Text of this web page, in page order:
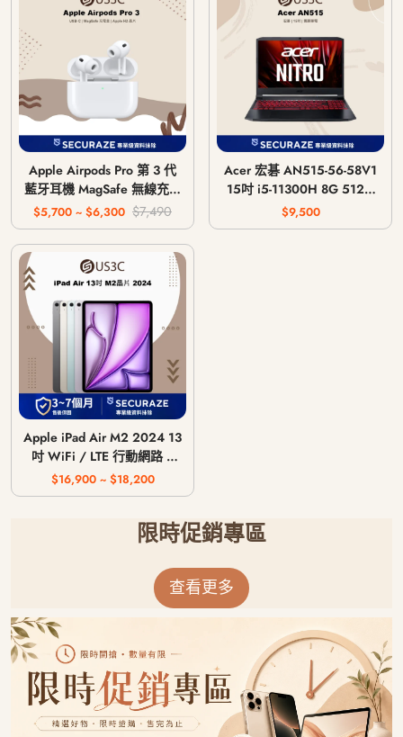
Apple Airpods Pro 第 3 代
藍牙耳機 MagSafe 無線充電
版 USB-C
$5,700 ~ $6,300 $7,490
Acer 宏碁 AN515-56-58V1
15吋 i5-11300H 8G 512G
GTX 1650 4G
$9,500
Apple iPad Air M2 2024 13
吋 WiFi / LTE 行動網路 /
128G 256G 512G 1T
$16,900 ~ $18,200
限時促銷專區
查看更多